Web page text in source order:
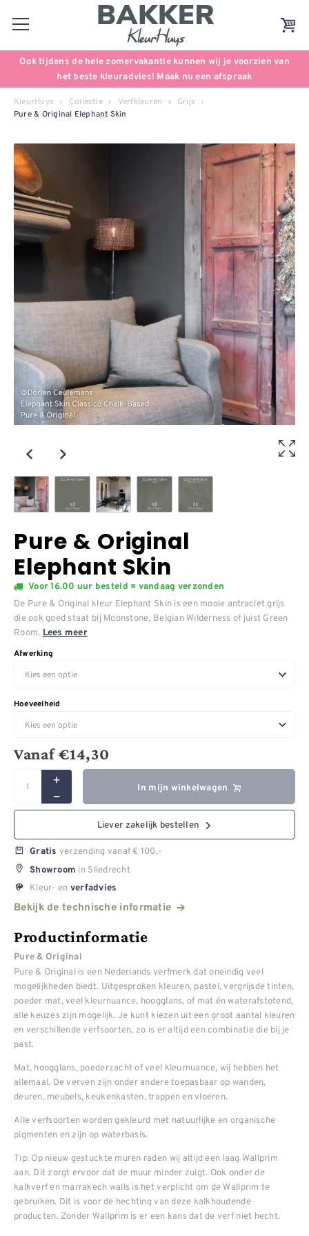
Ook tijdens de hele zomervakantie kunnen wij je voorzien van
het beste kleuradvies! Maak nu een afspraak
KleurHuys Collectie Verfkleuren Grijs
Pure & Original Elephant Skin
Pure & Original
Elephant Skin
Voor 16.00 uur besteld = vandaag verzonden
De Pure & Original kleur Elephant Skin is een mooie antraciet grijs
die ook goed staat bij Moonstone, Belgian Wilderness of juist Green
Room. Lees meer
Afwerking
Hoeveelheid
Vanaf€14,30
In mijn winkelwagen
Liever zakelijk bestellen
Gratis verzending vanaf € 100,-
Showroom in Sliedrecht
Kleur- en verfadvies
Bekijk de technische informatie
Productinformatie
Pure & Original
Pure & Original is een Nederlands verfmerk dat oneindig veel
mogelijkheden biedt. Uitgesproken kleuren, pastel, vergrijsde tinten,
poeder mat, veel kleurnuance, hoogglans, of mat én waterafstotend,
alle keuzes zijn mogelijk. Je kunt kiezen uit een groot aantal kleuren
en verschillende verfsoorten, zo is er altijd een combinatie die bij je
past.
Mat, hoogglans, poederzacht of veel kleurnuance, wij hebben het
allemaal. De verven zijn onder andere toepasbaar op wanden,
deuren, meubels, keukenkasten, trappen en vloeren.
Alle verfsoorten worden gekleurd met natuurlijke en organische
pigmenten en zijn op waterbasis.
Tip: Op nieuw gestuckte muren raden wij altijd een laag Wallprim
aan. Dit zorgt ervoor dat de muur minder zuigt. Ook onder de
kalkverf en marrakech walls is het verplicht om de Wallprim te
gebruiken. Dit is voor de hechting van deze kalkhoudende
producten. Zonder Wallprim is er een kans dat de verf niet hecht.